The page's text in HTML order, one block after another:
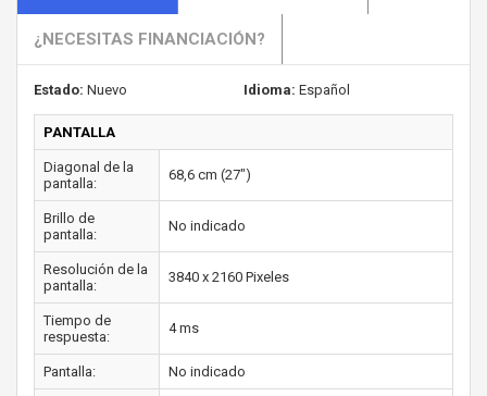
¿NECESITAS FINANCIACIÓN?
Estado: Nuevo Idioma: Español
PANTALLA
Diagonal de la
pantalla:
68,6 cm (27")
Brillo de
pantalla:
No indicado
Resolución de la
pantalla:
3840 x 2160 Pixeles
Tiempo de
respuesta:
4 ms
Pantalla: No indicado